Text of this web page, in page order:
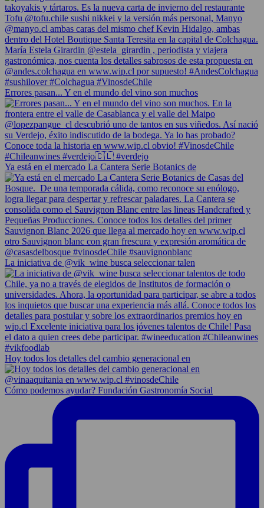
Errores pasan... Y en el mundo del vino son muchos
Ya está en el mercado La Cantera Serie Botanics de
La iniciativa de @vik_wine busca seleccionar talen
Hoy todos los detalles del cambio generacional en
Cómo podemos ayudar? Fundación Gastronomía Social